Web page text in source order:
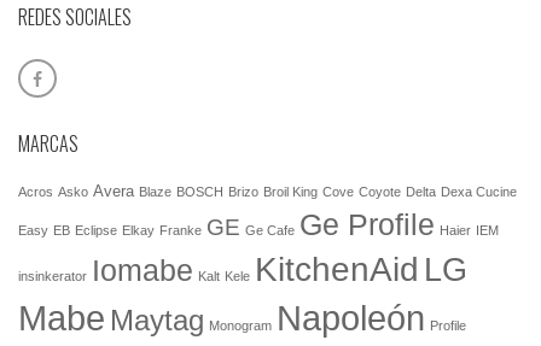
REDES SOCIALES
MARCAS
Acros Asko Avera Blaze BOSCH Brizo Broil King Cove Coyote Delta Dexa Cucine
Easy EB Eclipse Elkay Franke GE Ge Cafe Ge Profile Haier IEM
insinkerator Iomabe Kalt Kele KitchenAid LG
Mabe Maytag Monogram Napoleón Profile